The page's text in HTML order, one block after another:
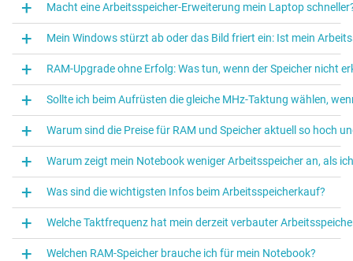
Macht eine Arbeitsspeicher-Erweiterung mein Laptop
Mein Windows stürzt ab oder das Bild friert ein: Ist mein
RAM-Upgrade ohne Erfolg: Was tun, wenn der Speicher nicht
Sollte ich beim Aufrüsten die gleiche MHz-Taktung wählen,
Warum sind die Preise für RAM und Speicher aktuell so hoch
Warum zeigt mein Notebook weniger Arbeitsspeicher an, als
Was sind die wichtigsten Infos beim Arbeitsspeicherkauf?
Welche Taktfrequenz hat mein derzeit verbauter
Welchen RAM-Speicher brauche ich für mein Notebook?